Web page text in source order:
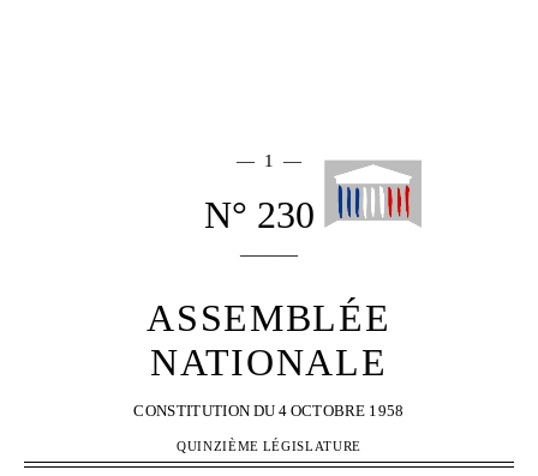
— 1 —
N° 2306
ASSEMBLÉE
NATIONALE
CONSTITUTION DU 4 OCTOBRE 1958
QUINZIÈME LÉGISLATURE